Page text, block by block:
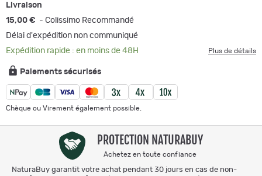
Livraison
15,00 € - Colissimo Recommandé
Délai d'expédition non communiqué
Expédition rapide : en moins de 48H
Plus de détails
Paiements sécurisés
Chèque ou Virement également possible.
PROTECTION NATURABUY
Achetez en toute confiance
NaturaBuy garantit votre achat pendant 30 jours en cas de non-